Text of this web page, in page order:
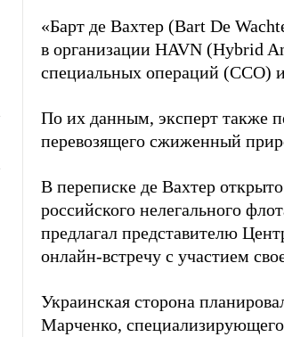
«Барт де Вахтер (Bart De
в организации HAVN (Hybrid
специальных операций (ССО)
По их данным, эксперт также
перевозящего сжиженный
В переписке де Вахтер
российского нелегального
предлагал представителю
онлайн-встречу с участием
Украинская сторона
Марченко,